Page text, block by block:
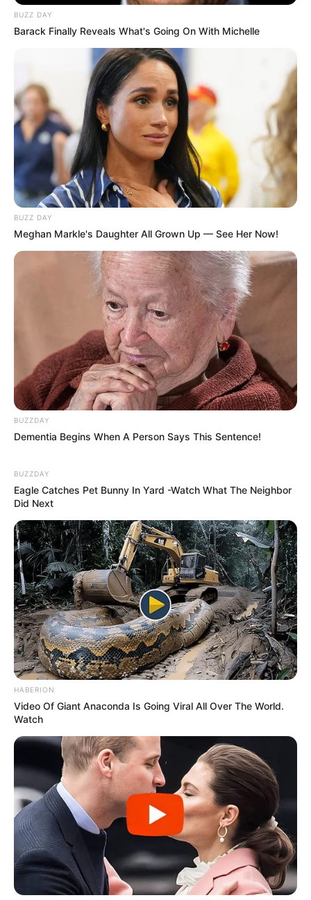
BUZZ DAY
Barack Finally Reveals What's Going On With Michelle
BUZZ DAY
Meghan Markle's Daughter All Grown Up — See Her Now!
BUZZDAY
Dementia Begins When A Person Says This Sentence!
BUZZDAY
Eagle Catches Pet Bunny In Yard -Watch What The Neighbor
Did Next
HABERION
Video Of Giant Anaconda Is Going Viral All Over The World.
Watch